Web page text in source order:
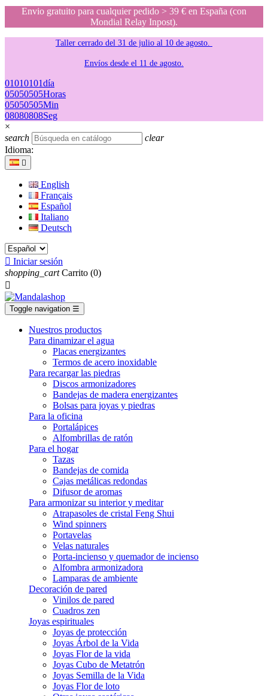
Envio gratuito para cualquier pedido > 39 € en España (con
Mondial Relay Inpost).
Taller cerrado del 31 de julio al 10 de agosto.
Envíos desde el 11 de agosto.
01010101día
05050505Horas
05050505Min
08080808Seg
×
search
clear
Idioma:

English
Français
Español
Italiano
Deutsch
 Iniciar sesión
shopping_cart Carrito (0)

Toggle navigation ☰
Nuestros productos
Para dinamizar el agua
Placas energizantes
Termos de acero inoxidable
Para recargar las piedras
Discos armonizadores
Bandejas de madera energizantes
Bolsas para joyas y piedras
Para la oficina
Portalápices
Alfombrillas de ratón
Para el hogar
Tazas
Bandejas de comida
Cajas metálicas redondas
Difusor de aromas
Para armonizar su interior y meditar
Atrapasoles de cristal Feng Shui
Wind spinners
Portavelas
Velas naturales
Porta-incienso y quemador de incienso
Alfombra armonizadora
Lamparas de ambiente
Decoración de pared
Vinilos de pared
Cuadros zen
Joyas espirituales
Joyas de protección
Joyas Árbol de la Vida
Joyas Flor de la vida
Joyas Cubo de Metatrón
Joyas Semilla de la Vida
Joyas Flor de loto